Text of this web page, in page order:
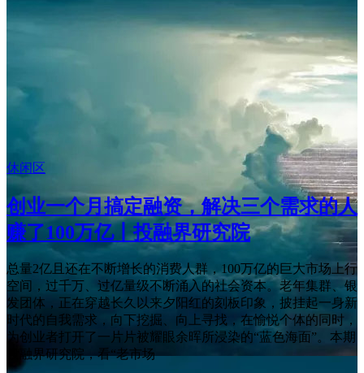
休闲区
创业一个月搞定融资，解决三个需求的人
赚了100万亿丨投融界研究院
总量2亿且还在不断增长的消费人群，100万亿的巨大市场上行
空间，过千万、过亿量级不断涌入的社会资本。老年集群、银
发团体，正在穿越长久以来夕阳红的刻板印象，披挂起一身新
时代的自我需求，向下挖掘、向上寻找，在愉悦个体的同时，
为创业者打开了一片片被耀眼余晖所浸染的“蓝色海面”。本期
投融界研究院，看“老市场